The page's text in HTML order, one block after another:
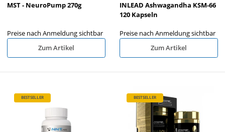
MST - NeuroPump 270g
Preise nach Anmeldung sichtbar
Zum Artikel
INLEAD Ashwagandha KSM-66
120 Kapseln
Preise nach Anmeldung sichtbar
Zum Artikel
BESTSELLER BESTSELLER